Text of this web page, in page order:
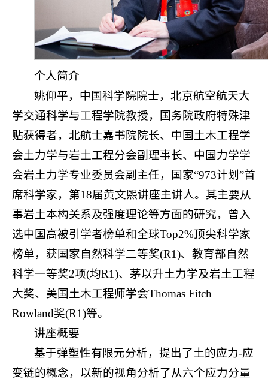
个人简介
姚仰平，中国科学院院士，北京航空航天大
学交通科学与工程学院教授，国务院政府特殊津
贴获得者，北航士嘉书院院长、中国土木工程学
会土力学与岩土工程分会副理事长、中国力学学
会岩土力学专业委员会副主任，国家“973计划”首
席科学家，第18届黄文熙讲座主讲人。其主要从
事岩土本构关系及强度理论等方面的研究，曾入
选中国高被引学者榜单和全球Top2%顶尖科学家
榜单，获国家自然科学二等奖(R1)、教育部自然
科学一等奖2项(均R1)、茅以升土力学及岩土工程
大奖、美国土木工程师学会Thomas Fitch
Rowland奖(R1)等。
讲座概要
基于弹塑性有限元分析，提出了土的应力-应
变链的概念，以新的视角分析了从六个应力分量